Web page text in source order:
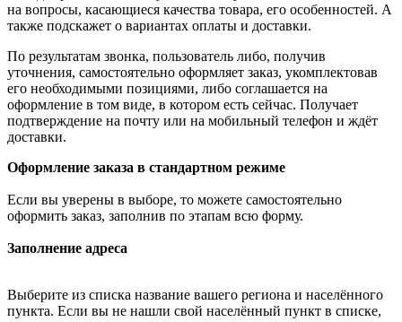
на вопросы, касающиеся качества товара, его особенностей. А
также подскажет о вариантах оплаты и доставки.
По результатам звонка, пользователь либо, получив
уточнения, самостоятельно оформляет заказ, укомплектовав
его необходимыми позициями, либо соглашается на
оформление в том виде, в котором есть сейчас. Получает
подтверждение на почту или на мобильный телефон и ждёт
доставки.
Оформление заказа в стандартном режиме
Если вы уверены в выборе, то можете самостоятельно
оформить заказ, заполнив по этапам всю форму.
Заполнение адреса
Выберите из списка название вашего региона и населённого
пункта. Если вы не нашли свой населённый пункт в списке,